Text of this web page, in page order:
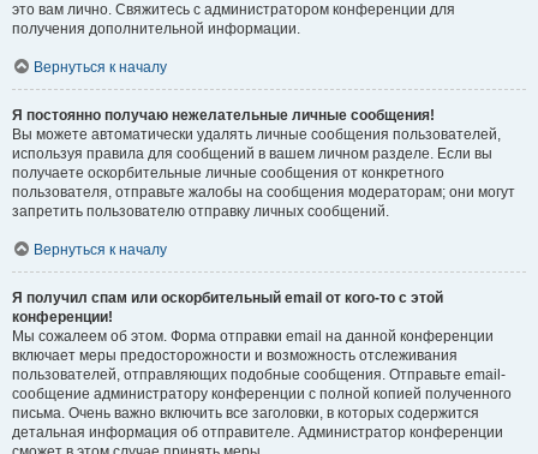
это вам лично. Свяжитесь с администратором конференции для
получения дополнительной информации.
Вернуться к началу
Я постоянно получаю нежелательные личные сообщения!
Вы можете автоматически удалять личные сообщения пользователей,
используя правила для сообщений в вашем личном разделе. Если вы
получаете оскорбительные личные сообщения от конкретного
пользователя, отправьте жалобы на сообщения модераторам; они могут
запретить пользователю отправку личных сообщений.
Вернуться к началу
Я получил спам или оскорбительный email от кого-то с этой
конференции!
Мы сожалеем об этом. Форма отправки email на данной конференции
включает меры предосторожности и возможность отслеживания
пользователей, отправляющих подобные сообщения. Отправьте email-
сообщение администратору конференции с полной копией полученного
письма. Очень важно включить все заголовки, в которых содержится
детальная информация об отправителе. Администратор конференции